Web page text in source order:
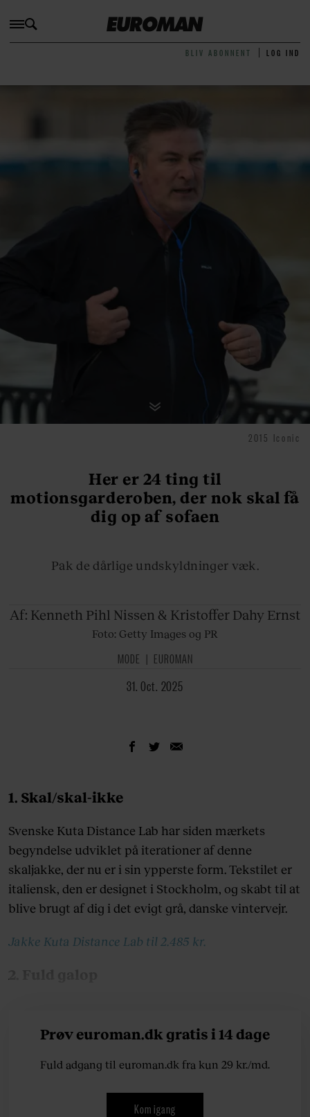
BLIV ABONNENT LOG IND
2015 Iconic
Her er 24 ting til
motionsgarderoben, der nok skal få
dig op af sofaen
Pak de dårlige undskyldninger væk.
Af: Kenneth Pihl Nissen & Kristoffer Dahy Ernst
Foto: Getty Images og PR
MODE EUROMAN
31. Oct. 2025
1. Skal/skal-ikke
Svenske Kuta Distance Lab har siden mærkets
begyndelse udviklet på iterationer af denne
skaljakke, der nu er i sin ypperste form. Tekstilet er
italiensk, den er designet i Stockholm, og skabt til at
blive brugt af dig i det evigt grå, danske vintervejr.
Jakke Kuta Distance Lab til 2.485 kr.
2. Fuld galop
Prøv euroman.dk gratis i 14 dage
Fuld adgang til euroman.dk fra kun 29 kr./md.
Kom igang